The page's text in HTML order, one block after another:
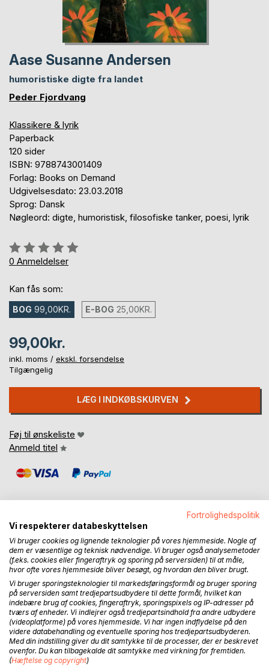
Aase Susanne Andersen
humoristiske digte fra landet
Peder Fjordvang
Klassikere & lyrik
Paperback
120 sider
ISBN: 9788743001409
Forlag: Books on Demand
Udgivelsesdato: 23.03.2018
Sprog: Dansk
Nøgleord: digte, humoristisk, filosofiske tanker, poesi, lyrik
Anmeldelse::
0%
0 Anmeldelser
Kan fås som:
BOG 99,00KR. E-BOG 25,00KR.
99,00kr.
inkl. moms / ekskl. forsendelse
Tilgængelig
LÆG I INDKØBSKURVEN
Føj til ønskeliste
Anmeld titel
BESKRIVELSE
Dette er en brag af en bog fra forfatteren bag bogen "Skriv
bedre digte".
Her er sjove, finurlige og filosofiske tanker. Det hele
gennemsyret med en god portion humor. Her leger vi med
ord og tanker og begreber. Tankemylderet har fuld fart på
på, så du får god plads til overraskelser og dejlige smil på
læben.
Fortrolighedspolitik
Vi respekterer databeskyttelsen
Vi bruger cookies og lignende teknologier på vores hjemmeside. Nogle af
dem er væsentlige og teknisk nødvendige. Vi bruger også analysemetoder
(f.eks. cookies eller fingeraftryk og sporing på serversiden) til at måle,
hvor ofte vores hjemmeside bliver besøgt, og hvordan den bliver brugt.
Vi bruger sporingsteknologier til markedsføringsformål og bruger sporing
på serversiden samt tredjepartsudbydere til dette formål, hvilket kan
indebære brug af cookies, fingeraftryk, sporingspixels og IP-adresser på
tværs af enheder. Vi indlejrer også tredjepartsindhold fra andre udbydere
(videoplatforme) på vores hjemmeside. Vi har ingen indflydelse på den
videre databehandling og eventuelle sporing hos tredjepartsudbyderen.
Med din indstilling giver du dit samtykke til de processer, der er beskrevet
ovenfor. Du kan tilbagekalde dit samtykke med virkning for fremtiden.
(Hæftelse og copyright)